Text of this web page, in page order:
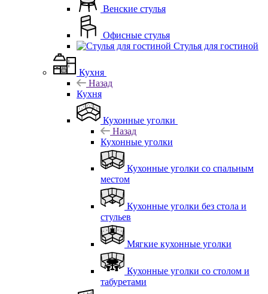
Венские стулья
Офисные стулья
Стулья для гостиной
Кухня
Назад
Кухня
Кухонные уголки
Назад
Кухонные уголки
Кухонные уголки со спальным
местом
Кухонные уголки без стола и
стульев
Мягкие кухонные уголки
Кухонные уголки со столом и
табуретами